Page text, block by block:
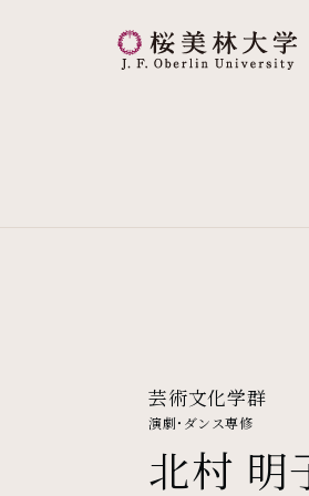
桜美林大学 トップページ
芸術文化学群
演劇・ダンス専修
北村